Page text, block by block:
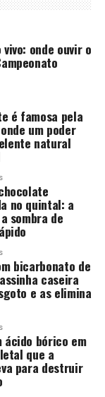
onde ouvir o
é famosa pela
um poder
natural
no quintal: a
sombra de
bicarbonato de
caseira
e as elimina
bórico em
que a
para destruir